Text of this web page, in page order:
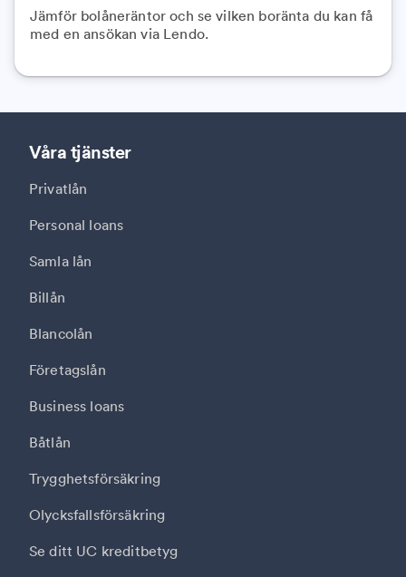
Jämför bolåneräntor och se vilken boränta du kan få
med en ansökan via Lendo.
Våra tjänster
Privatlån
Personal loans
Samla lån
Billån
Blancolån
Företagslån
Business loans
Båtlån
Trygghetsförsäkring
Olycksfallsförsäkring
Se ditt UC kreditbetyg